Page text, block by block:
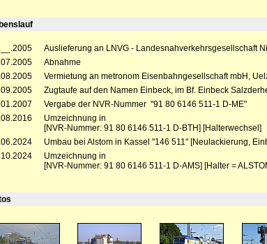
Auslieferung an LNVG - Landesnahverkehrsgesellschaft
Abnahme
Vermietung an metronom Eisenbahngesellschaft mbH,
Zugtaufe auf den Namen Einbeck, im Bf. Einbeck
Vergabe der NVR-Nummer "91 80 6146 511-1 D-ME"
Umzeichnung in
[NVR-Nummer: 91 80 6146 511-1 D-BTH] [Halterwechsel]
Umbau bei Alstom in Kassel "146 511" [Neulackierung,
Umzeichnung in
[NVR-Nummer: 91 80 6146 511-1 D-AMS] [Halter =